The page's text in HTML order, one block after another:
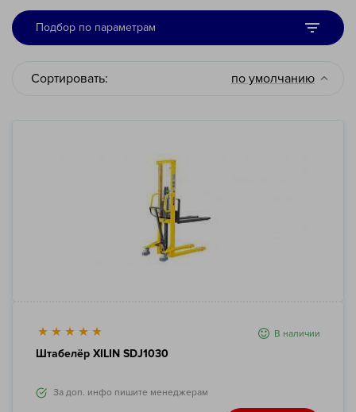
Подбор по параметрам
Сортировать: по умолчанию
В наличии
Штабелёр XILIN SDJ1030
За доп. инфо пишите менеджерам